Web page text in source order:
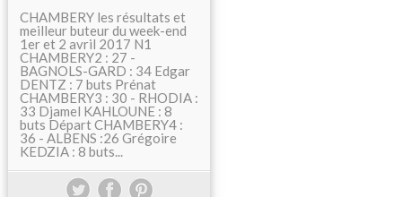
CHAMBERY les résultats et
meilleur buteur du week-end
1er et 2 avril 2017 N1
CHAMBERY2 : 27 -
BAGNOLS-GARD : 34 Edgar
DENTZ : 7 buts Prénat
CHAMBERY3 : 30 - RHODIA :
33 Djamel KAHLOUNE : 8
buts Départ CHAMBERY4 :
36 - ALBENS :26 Grégoire
KEDZIA : 8 buts...